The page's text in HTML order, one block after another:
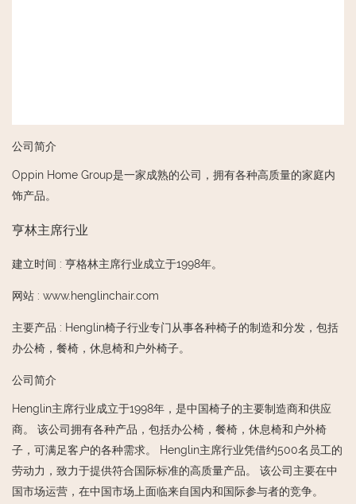
公司简介
Oppin Home Group是一家成熟的公司，拥有各种高质量的家庭内
饰产品。
亨林主席行业
建立时间 : 亨格林主席行业成立于1998年。
网站 : www.henglinchair.com
主要产品 : Henglin椅子行业专门从事各种椅子的制造和分发，包括
办公椅，餐椅，休息椅和户外椅子。
公司简介
Henglin主席行业成立于1998年，是中国椅子的主要制造商和供应
商。 该公司拥有各种产品，包括办公椅，餐椅，休息椅和户外椅
子，可满足客户的各种需求。 Henglin主席行业凭借约500名员工的
劳动力，致力于提供符合国际标准的高质量产品。 该公司主要在中
国市场运营，在中国市场上面临来自国内和国际参与者的竞争。